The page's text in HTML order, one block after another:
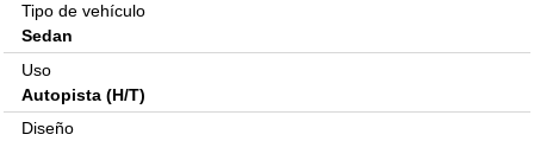
Tipo de vehículo
Sedan
Uso
Autopista (H/T)
Diseño